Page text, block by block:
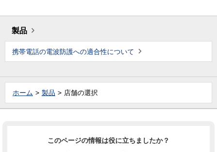
製品
携帯電話の電波防護への適合性について
ホーム 製品 店舗の選択
このページの情報は役に立ちましたか？